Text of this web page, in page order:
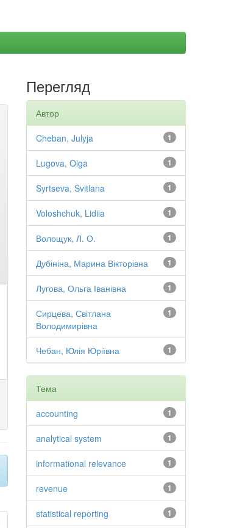
Перегляд
Автор
1
Cheban, Julyja
1
Lugova, Olga
1
Syrtseva, Svitlana
1
Voloshchuk, Lidiia
1
Волощук, Л. О.
1
Дубініна, Марина Вікторівна
1
Лугова, Ольга Іванівна
1
Сирцева, Світлана
Володимирівна
1
Чебан, Юлія Юріївна
Тема
1
accounting
1
analytical system
1
informational relevance
1
revenue
1
statistical reporting